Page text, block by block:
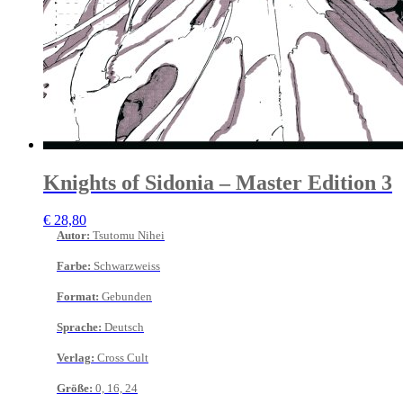
Knights of Sidonia – Master Edition 3
€ 28,80
Autor: Tsutomu Nihei
Farbe: Schwarzweiss
Format: Gebunden
Sprache: Deutsch
Verlag: Cross Cult
Größe: 0, 16, 24